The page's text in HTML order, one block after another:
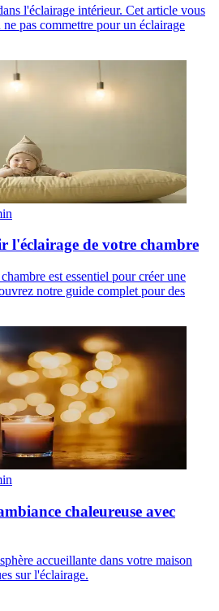
l'éclairage intérieur. Cet article vous
ne pas commettre pour un éclairage
l'éclairage de votre chambre
est essentiel pour créer une
notre guide complet pour des
chaleureuse avec
accueillante dans votre maison
sur l'éclairage.